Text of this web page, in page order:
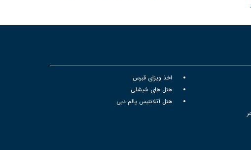
اخذ ویزای قبرس
هتل های شیشلی
هتل آتلانتیس پالم دبی